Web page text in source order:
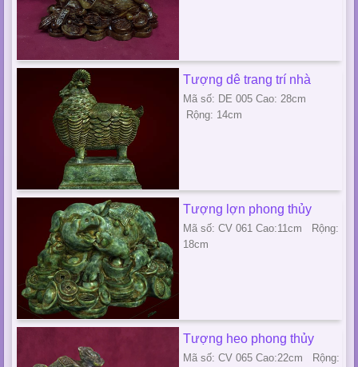
Tượng dê trang trí nhà
Mã số: DE 005 Cao: 28cm
Rộng: 14cm
Tượng lợn phong thủy
Mã số: CV 061 Cao:11cm Rộng:
18cm
Tượng heo phong thủy
Mã số: CV 065 Cao:22cm Rộng: